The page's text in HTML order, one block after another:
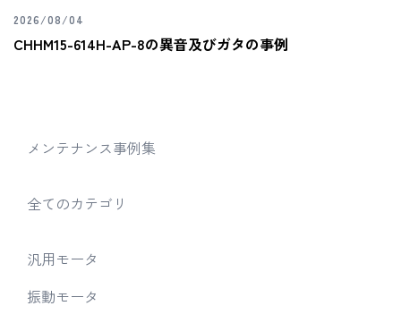
2026/08/04
CHHM15-614H-AP-8の異音及びガタの事例
メンテナンス事例集
全てのカテゴリ
汎用モータ
振動モータ